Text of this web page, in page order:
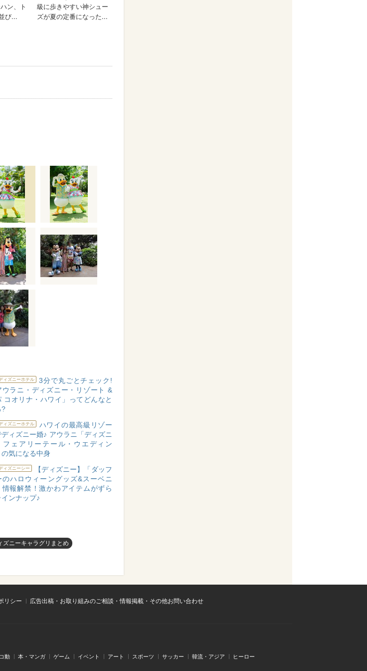
ィズニーホテル
3分で丸ごとチェック!
ウラニ・ディズニー・リゾート &
コオリナ・ハワイ」ってどんなと
?
ィズニーホテル
ハワイの最高級リゾー
ディズニー婚♪ アウラニ「ディズニ
フェアリーテール・ウエディン
の気になる中身
ィズニーシー
【ディズニー】「ダッフ
のハロウィーングッズ&スーベニ
情報解禁！激かわアイテムがずら
インナップ♪
ズニーキャラグリまとめ
リシー
広告出稿・お取り組みのご相談・情報掲載・その他お問い合わせ
動 本・マンガ ゲーム イベント アート スポーツ サッカー 韓流・アジア ヒーロー